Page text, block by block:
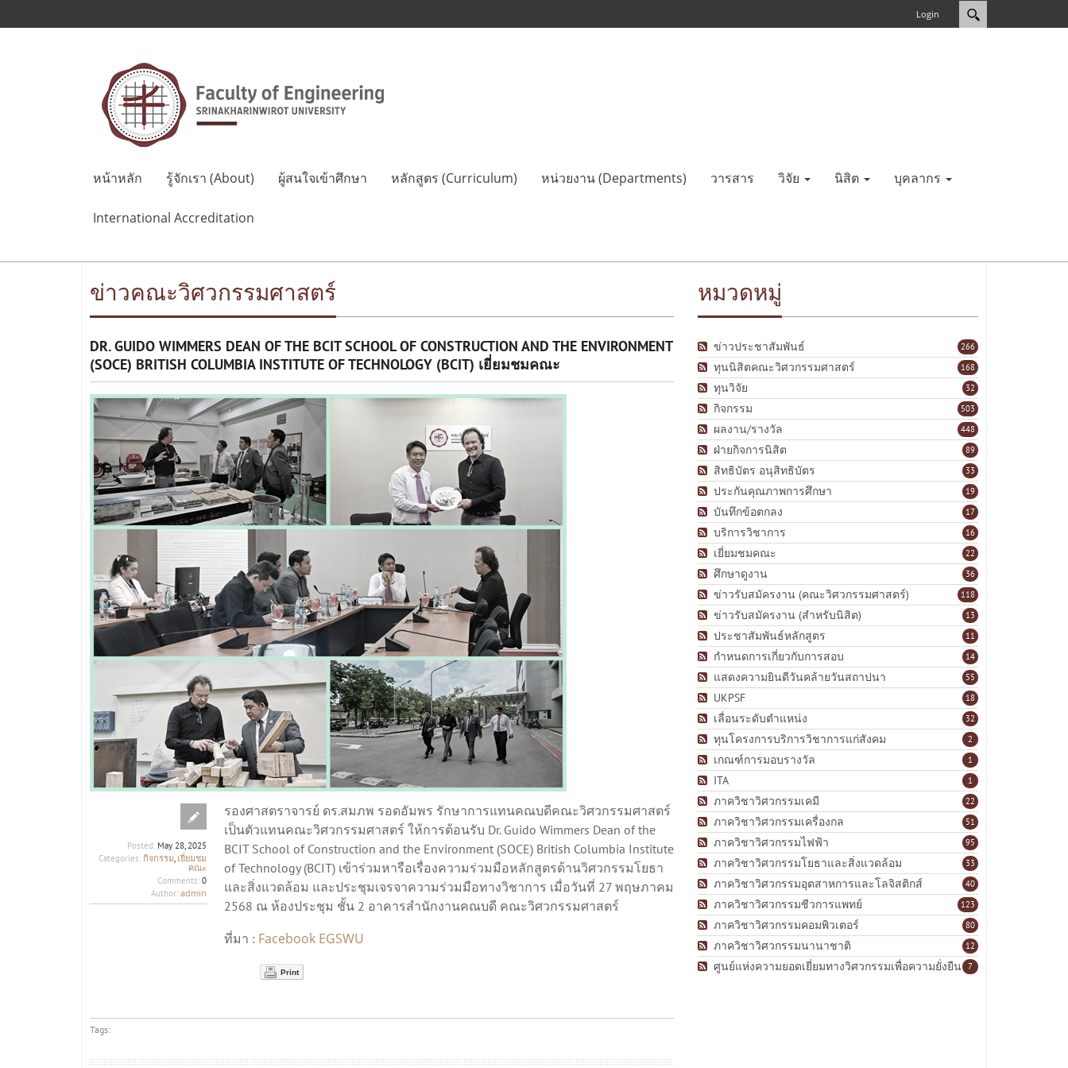
Login
หน้าหลัก รู้จักเรา (About) ผู้สนใจเข้าศึกษา หลักสูตร (Curriculum) หน่วยงาน (Departments) วารสาร วิจัย นิสิต บุคลากร
International Accreditation
ข่าวคณะวิศวกรรมศาสตร์
DR. GUIDO WIMMERS DEAN OF THE BCIT SCHOOL OF CONSTRUCTION AND THE ENVIRONMENT
(SOCE) BRITISH COLUMBIA INSTITUTE OF TECHNOLOGY (BCIT) เยี่ยมชมคณะ
Posted: May 28, 2025
Categories: กิจกรรม, เยี่ยมชม
คณะ
Comments:0
Author:admin
รองศาสตราจารย์ ดร.สมภพ รอดอัมพร รักษาการแทนคณบดีคณะวิศวกรรมศาสตร์
เป็นตัวแทนคณะวิศวกรรมศาสตร์ ให้การต้อนรับ Dr. Guido Wimmers Dean of the
BCIT School of Construction and the Environment (SOCE) British Columbia Institute
of Technology (BCIT) เข้าร่วมหารือเรื่องความร่วมมือหลักสูตรด้านวิศวกรรมโยธา
และสิ่งแวดล้อม และประชุมเจรจาความร่วมมือทางวิชาการ เมื่อวันที่ 27 พฤษภาคม
2568 ณ ห้องประชุม ชั้น 2 อาคารสำนักงานคณบดี คณะวิศวกรรมศาสตร์
ที่มา : Facebook EGSWU
Print
Tags:
หมวดหมู่
266
ข่าวประชาสัมพันธ์
168
ทุนนิสิตคณะวิศวกรรมศาสตร์
32
ทุนวิจัย
503
กิจกรรม
448
ผลงาน/รางวัล
89
ฝ่ายกิจการนิสิต
33
สิทธิบัตร อนุสิทธิบัตร
19
ประกันคุณภาพการศึกษา
17
บันทึกข้อตกลง
16
บริการวิชาการ
22
เยี่ยมชมคณะ
36
ศึกษาดูงาน
118
ข่าวรับสมัครงาน (คณะวิศวกรรมศาสตร์)
13
ข่าวรับสมัครงาน (สำหรับนิสิต)
11
ประชาสัมพันธ์หลักสูตร
14
กำหนดการเกี่ยวกับการสอบ
55
แสดงความยินดีวันคล้ายวันสถาปนา
18
UKPSF
32
เลื่อนระดับตำแหน่ง
2
ทุนโครงการบริการวิชาการแก่สังคม
1
เกณฑ์การมอบรางวัล
1
ITA
22
ภาควิชาวิศวกรรมเคมี
51
ภาควิชาวิศวกรรมเครื่องกล
95
ภาควิชาวิศวกรรมไฟฟ้า
33
ภาควิชาวิศวกรรมโยธาและสิ่งแวดล้อม
40
ภาควิชาวิศวกรรมอุตสาหการและโลจิสติกส์
123
ภาควิชาวิศวกรรมชีวการแพทย์
80
ภาควิชาวิศวกรรมคอมพิวเตอร์
12
ภาควิชาวิศวกรรมนานาชาติ
7
ศูนย์แห่งความยอดเยี่ยมทางวิศวกรรมเพื่อความยั่งยืน